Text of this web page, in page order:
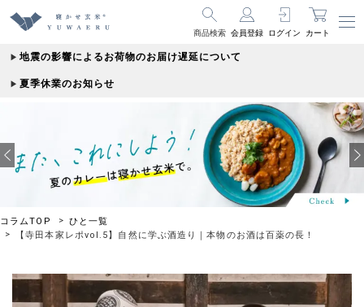
商品検索 会員登録 ログイン カート
地震の影響によるお荷物のお届け遅延について
夏季休業のお知らせ
コラムTOP
ひと一覧
【寺田本家レポvol.5】自然に学ぶ酒造り｜本物のお酒は百薬の長！